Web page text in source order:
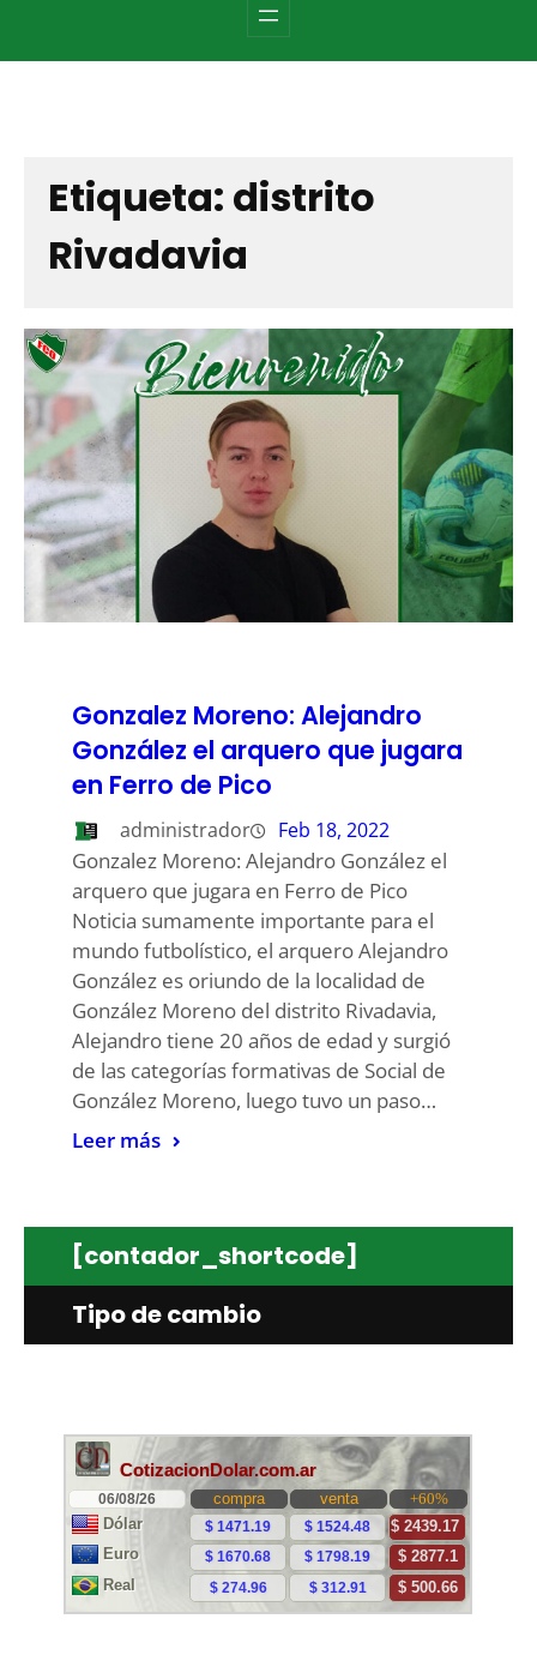
Etiqueta: distrito
Rivadavia
Gonzalez Moreno: Alejandro
González el arquero que jugara
en Ferro de Pico
administrador Feb 18, 2022
Gonzalez Moreno: Alejandro González el
arquero que jugara en Ferro de Pico
Noticia sumamente importante para el
mundo futbolístico, el arquero Alejandro
González es oriundo de la localidad de
González Moreno del distrito Rivadavia,
Alejandro tiene 20 años de edad y surgió
de las categorías formativas de Social de
González Moreno, luego tuvo un paso…
Leer más
[contador_shortcode]
Tipo de cambio